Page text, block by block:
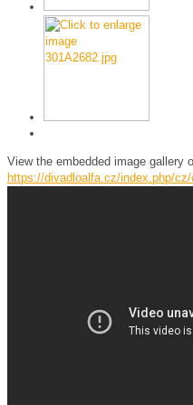
View the embedded image gallery
https://divadloalfa.cz/index.php/